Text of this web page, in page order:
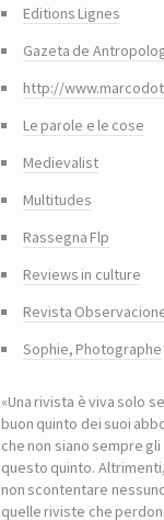
Editions Lignes
Gazeta de
http://
Le parole e le cose
Medievalist
Multitudes
Rassegna Flp
Reviews in culture
Revista
Sophie, Photographe
«Una rivista è viva solo
buon quinto dei suoi
che non siano sempre
questo quinto.
non scontentare
quelle riviste che